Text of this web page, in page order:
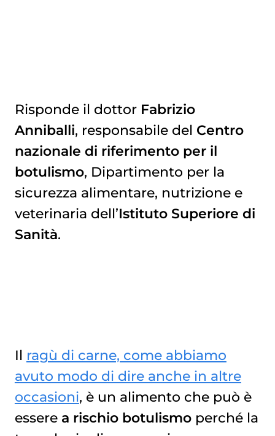
Risponde il dottor Fabrizio
Anniballi, responsabile del Centro
nazionale di riferimento per il
botulismo, Dipartimento per la
sicurezza alimentare, nutrizione e
veterinaria dell’Istituto Superiore di
Sanità.
Il ragù di carne, come abbiamo
avuto modo di dire anche in altre
occasioni, è un alimento che può è
esserea rischio botulismoperché la